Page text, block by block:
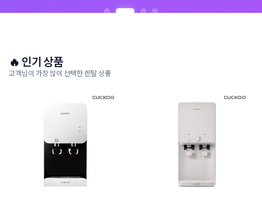
🔥 인기 상품
고객님이 가장 많이 선택한 렌탈 상품